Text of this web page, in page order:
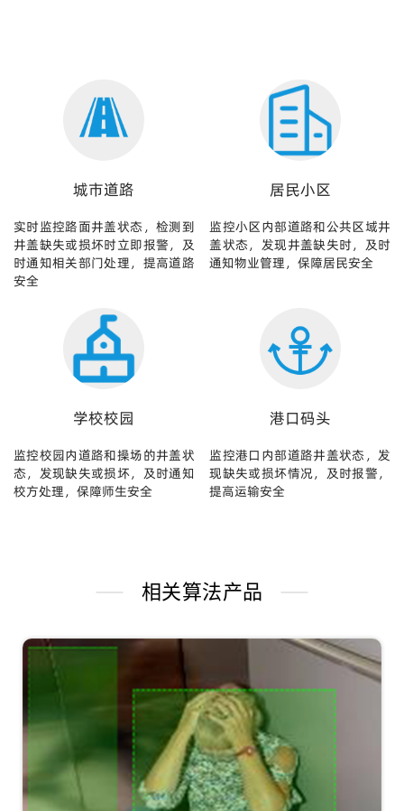
城市道路
实时监控路面井盖状态，检测到
井盖缺失或损坏时立即报警，及
时通知相关部门处理，提高道路
安全
居民小区
监控小区内部道路和公共区域井
盖状态，发现井盖缺失时，及时
通知物业管理，保障居民安全
学校校园
监控校园内道路和操场的井盖状
态，发现缺失或损坏，及时通知
校方处理，保障师生安全
港口码头
监控港口内部道路井盖状态，发
现缺失或损坏情况，及时报警，
提高运输安全
相关算法产品